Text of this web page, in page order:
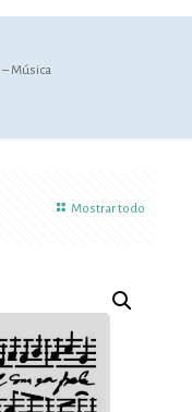
Música
Mostrar todo